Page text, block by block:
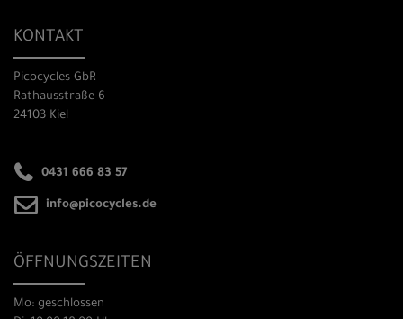
KONTAKT
Picocycles GbR
Rathausstraße 6
24103 Kiel
0431 666 83 57
info@picocycles.de
ÖFFNUNGSZEITEN
Mo: geschlossen